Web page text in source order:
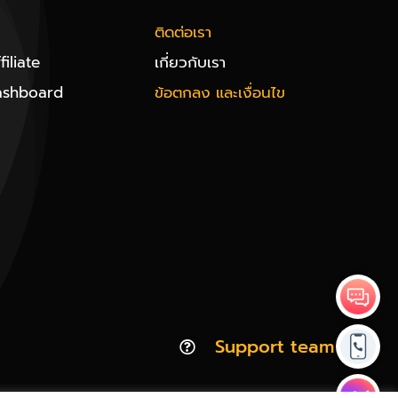
ติดต่อเรา
เกี่ยวกับเรา
ข้อตกลง และเงื่อนไข
Support team